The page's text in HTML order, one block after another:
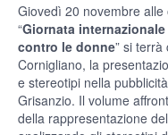
Giovedì 20 novembre
“Giornata
contro le donne” si
Cornigliano, la
e stereotipi nella
Grisanzio. Il volume
della rappresentazione